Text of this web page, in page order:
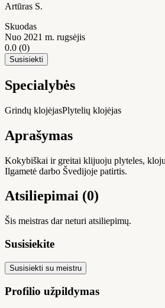
Artūras S.
Skuodas
Nuo 2021 m. rugsėjis
0.0 (0)
Susisiekti
Specialybės
Grindų klojėjasPlytelių klojėjas
Aprašymas
Kokybiškai ir greitai klijuoju plyteles,
Ilgametė darbo Švedijoje patirtis.
Atsiliepimai (0)
Šis meistras dar neturi atsiliepimų.
Susisiekite
Susisiekti su meistru
Profilio užpildymas